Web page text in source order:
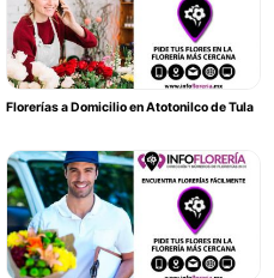
Florerías a Domicilio en Atotonilco de Tula